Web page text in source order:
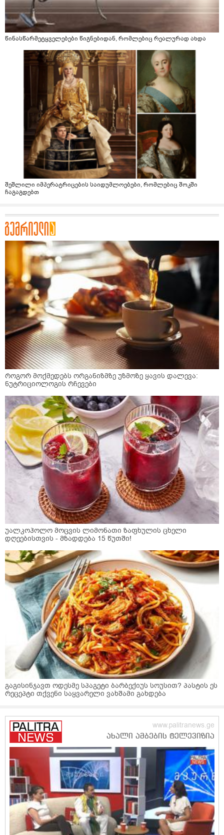
წინასწარმეტყველებები წიგნებიდან, რომლებიც რეალურად ახდა
შეშლილი იმპერატრიცების საიდუმლოებები, რომლებიც შოკში
ჩაგაგდებთ
როგორ მოქმედებს ორგანიზმზე უზმოზე ყავის დალევა:
ნუტრიციოლოგის რჩევები
უალკოჰოლო მოცვის ლიმონათი ზაფხულის ცხელი
დღეებისთვის - მზადდება 15 წუთში!
გაგისინჯავთ ოდესმე სპაგეტი ბარბექიუს სოუსით? პასტის ეს
რეცეპტი თქვენი საყვარელი ვახშამი გახდება